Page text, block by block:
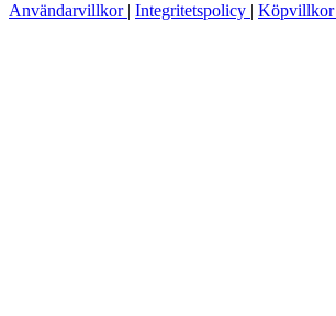
Användarvillkor | Integritetspolicy | Köpvillkor